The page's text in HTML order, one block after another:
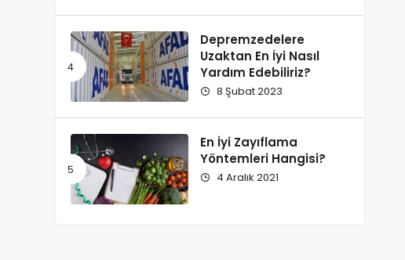
Depremzedelere
Uzaktan En İyi Nasıl
Yardım Edebiliriz?
8 Şubat 2023
En İyi Zayıflama
Yöntemleri Hangisi?
4 Aralık 2021